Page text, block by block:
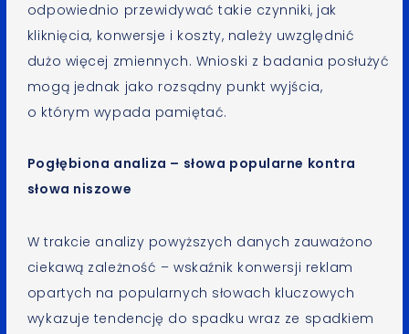
odpowiednio przewidywać takie czynniki, jak
kliknięcia, konwersje i koszty, należy uwzględnić
dużo więcej zmiennych. Wnioski z badania posłużyć
mogą jednak jako rozsądny punkt wyjścia,
o którym wypada pamiętać.
Pogłębiona analiza – słowa popularne kontra
słowa niszowe
W trakcie analizy powyższych danych zauważono
ciekawą zależność – wskaźnik konwersji reklam
opartych na popularnych słowach kluczowych
wykazuje tendencję do spadku wraz ze spadkiem